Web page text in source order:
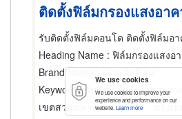
ติดตั้งฟิล์มกรองแสงอาค
Heading Name : ฟิล์มกรองแสงอาคาร,ฟิล์ม
Brand Name: มิราเคิลฟิล์ม
Keyword: รับติดฟิล์มกรองแสงอา
เขตสวนหลวง
กรุงเ
We use cookies
We use cookies to improve your
experience and performance on our
website. Learn more